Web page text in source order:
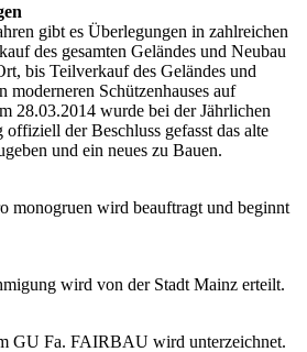
gibt es Überlegungen in zahlreichen
des gesamten Geländes und Neubau
bis Teilverkauf des Geländes und
moderneren Schützenhauses auf
28.03.2014 wurde bei der Jährlichen
der Beschluss gefasst das alte
und ein neues zu Bauen.
monogruen wird beauftragt und beginnt
wird von der Stadt Mainz erteilt.
GU Fa. FAIRBAU wird unterzeichnet.